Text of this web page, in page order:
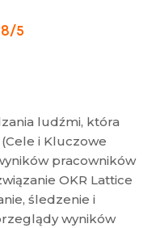
5
ludźmi, która
i Kluczowe
pracowników
OKR Lattice
śledzenie i
wyników